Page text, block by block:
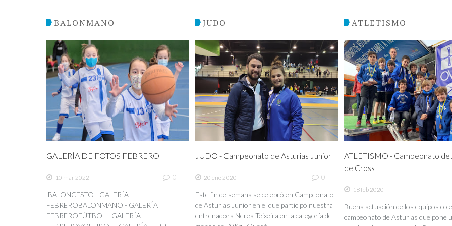
BALONMANO
GALERÍA DE FOTOS FEBRERO
10 mar 2022 0
BALONCESTO - GALERÍA
FEBREROBALONMANO - GALERÍA
FEBREROFÚTBOL - GALERÍA
JUDO
JUDO - Campeonato de Asturias Junior
20 ene 2020 0
Este fin de semana se celebró en Campeonato
de Asturias Junior en el que participó nuestra
entrenadora Nerea Teixeira en la categoría de
ATLETISMO
ATLETISMO - Campeonato de
de Cross
18 feb 2020
Buena actuación de los equipos
campeonato de Asturias que pone